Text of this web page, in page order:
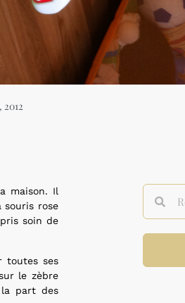
2012
maison. Il
souris rose
soin de
toutes ses
le zèbre
part des